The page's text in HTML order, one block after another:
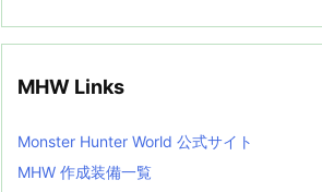
MHW Links
Monster Hunter World 公式サイト
MHW 作成装備一覧